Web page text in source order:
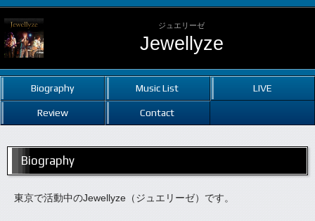
ジュエリーゼ
Jewellyze
Biography Music List LIVE
Review Contact
Biography
東京で活動中のJewellyze（ジュエリーゼ）です。